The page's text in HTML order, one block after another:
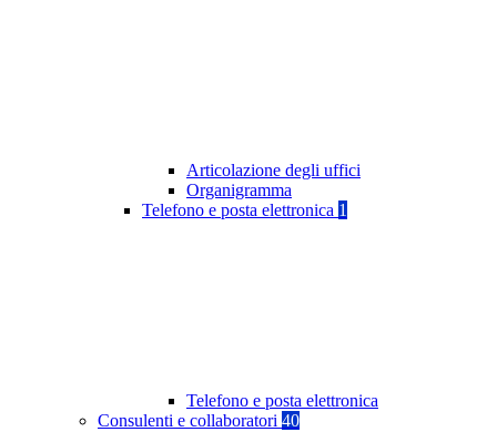
Articolazione degli uffici
Organigramma
Telefono e posta elettronica 1
Telefono e posta elettronica
Consulenti e collaboratori 40